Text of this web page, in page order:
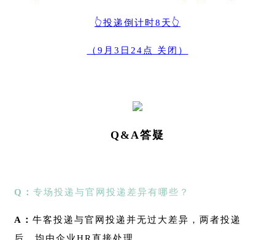
👆投递倒计时8天👆
（9月3日24点 关闭）
Q&A答疑
Q： 专场投递与官网投递差异有哪些？
A： 牛客投递与官网投递并无过大差异，两者投递
后，均由企业HR直接处理。